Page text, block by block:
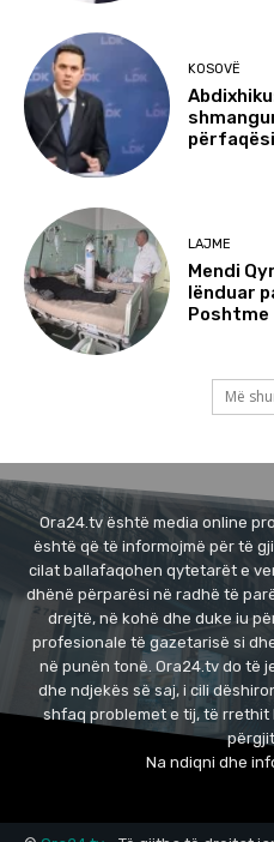
KOSOVË
LAJME
Mendi
lënduar
Poshtme
Më
Ora24.tv është media online
është që të informojmë për të
cilat ballafaqohen qytetarët e
dhënë përparësi në radhë të
drejtë, në kohë dhe duke iu
profesionale të gazetarisë si
në punën tonë. Ora24.tv do të
dhe ndjekës së saj, i cili
shfaq problemet e tij, të rrethit
Na ndiqni dhe